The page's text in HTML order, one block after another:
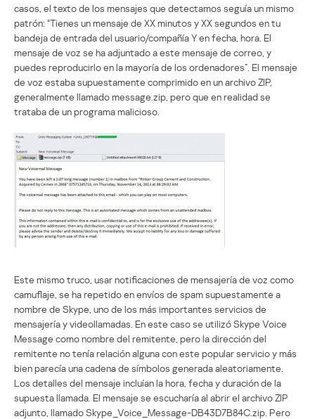
casos, el texto de los mensajes que detectamos seguía un mismo
patrón: “Tienes un mensaje de XX minutos y XX segundos en tu
bandeja de entrada del usuario/compañía Y en fecha, hora. El
mensaje de voz se ha adjuntado a este mensaje de correo, y
puedes reproducirlo en la mayoría de los ordenadores”. El mensaje
de voz estaba supuestamente comprimido en un archivo ZIP,
generalmente llamado message.zip, pero que en realidad se
trataba de un programa malicioso.
Este mismo truco, usar notificaciones de mensajería de voz como
camuflaje, se ha repetido en envíos de spam supuestamente a
nombre de Skype, uno de los más importantes servicios de
mensajería y videollamadas. En este caso se utilizó Skype Voice
Message como nombre del remitente, pero la dirección del
remitente no tenía relación alguna con este popular servicio y más
bien parecía una cadena de símbolos generada aleatoriamente.
Los detalles del mensaje incluían la hora, fecha y duración de la
supuesta llamada. El mensaje se escucharía al abrir el archivo ZIP
adjunto, llamado Skype_Voice_Message-DB43D7B84C.zip. Pero